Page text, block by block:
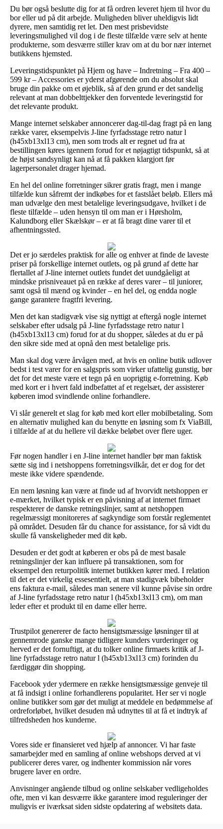
Du bør også beslutte dig for at få ordren leveret hjem til hvor du
bor eller ud på dit arbejde. Muligheden bliver uheldigvis lidt
dyrere, men samtidig ret let. Den mest prisbevidste
leveringsmulighed vil dog i de fleste tilfælde være selv at hente
produkterne, som desværre stiller krav om at du bor nær internet
butikkens hjemsted.
Leveringstidspunktet på Hjem og have – Indretning – Fra 400 –
599 kr – Accessories er yderst afgørende om du absolut skal
bruge din pakke om et øjeblik, så af den grund er det sandelig
relevant at man dobbelttjekker den forventede leveringstid for
det relevante produkt.
Mange internet selskaber annoncerer dag-til-dag fragt på en lang
række varer, eksempelvis J-line fyrfadsstage retro natur l
(h45xb13xl13 cm), men som trods alt er regnet ud fra at
bestillingen køres igennem forud for et nøjagtigt tidspunkt, så at
de højst sandsynligt kan nå at få pakken klargjort før
lagerpersonalet drager hjemad.
En hel del online forretninger sikrer gratis fragt, men i mange
tilfælde kun såfremt der indkøbes for et fastslået beløb. Ellers må
man udvælge den mest betalelige leveringsudgave, hvilket i de
fleste tilfælde – uden hensyn til om man er i Hørsholm,
Kalundborg eller Skælskør – er at få bragt dine varer til et
afhentningssted.
Det er jo særdeles praktisk for alle og enhver at finde de laveste
priser på forskellige internet outlets, og på grund af dette har
flertallet af J-line internet outlets fundet det uundgåeligt at
mindske prisniveauet på en række af deres varer – til juniorer,
samt også til mænd og kvinder – en hel del, og endda nogle
gange garantere fragtfri levering.
Men det kan stadigvæk vise sig nyttigt at eftergå nogle internet
selskaber efter udsalg på J-line fyrfadsstage retro natur l
(h45xb13xl13 cm) forud for at du shopper, således at du er på
den sikre side med at opnå den mest betalelige pris.
Man skal dog være årvågen med, at hvis en online butik udlover
bedst i test varer for en salgspris som virker ufattelig gunstig, bør
det for det meste være et tegn på en uoprigtig e-forretning. Køb
med kort er i hvert fald indbefattet af et regelsæt, der assisterer
køberen imod svindlende online forhandlere.
Vi slår generelt et slag for køb med kort eller mobilbetaling. Som
en alternativ mulighed kan du benytte en løsning som fx ViaBill,
i tilfælde af at du hellere vil dække beløbet over flere uger.
Før nogen handler i en J-line internet handler bør man faktisk
sætte sig ind i netshoppens forretningsvilkår, det er dog for det
meste ikke videre spændende.
En nem løsning kan være at finde ud af hvorvidt netshoppen er
e-mærket, hvilket typisk er en påvisning af at internet firmaet
respekterer de danske retningslinjer, samt at netshoppen
regelmæssigt monitoreres af sagkyndige som forstår reglementet
på området. Desuden får du chance for assistance, for så vidt du
skulle få vanskeligheder med dit køb.
Desuden er det godt at køberen er obs på de mest basale
retningslinjer der kan influere på transaktionen, som for
eksempel den returpolitik internet butikken kører med. I relation
til det er det virkelig essesentielt, at man stadigvæk bibeholder
ens faktura e-mail, således man senere vil kunne påvise sin ordre
af J-line fyrfadsstage retro natur l (h45xb13xl13 cm), om man
leder efter et produkt til en dame eller herre.
Trustpilot genererer de facto hensigtsmæssige løsninger til at
gennemrode ganske mange tidligere kunders vurderinger og
herved er det fornuftigt, at du tolker online firmaets kritik af J-
line fyrfadsstage retro natur l (h45xb13xl13 cm) forinden du
færdiggør din shopping.
Facebook yder ydermere en række hensigtsmæssige genveje til
at få indsigt i online forhandlerens popularitet. Her ser vi nogle
online butikker som gør det muligt at meddele en bedømmelse af
ordreforløbet, hvilket desuden må udnyttes til at få et indtryk af
tilfredsheden hos kunderne.
Vores side er finansieret ved hjælp af annoncer. Vi har faste
samarbejder med en samling af online webshops derved at vi
publicerer deres varer, og indhenter kommission når vores
brugere laver en ordre.
Anvisninger angående tilbud og online selskaber vedligeholdes
ofte, men vi kan desværre ikke garantere imod reguleringer der
muligvis er iværksat siden sidste opdatering af websitets data.